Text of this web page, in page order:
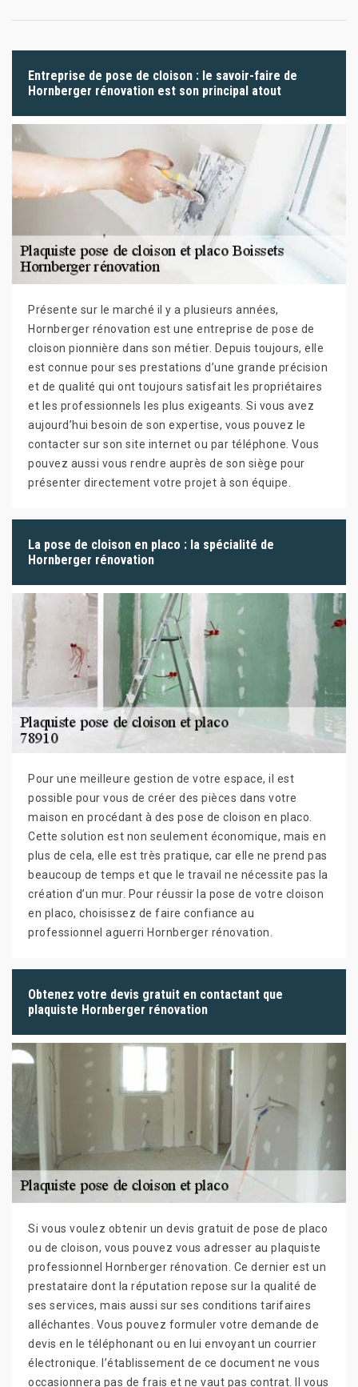
Entreprise de pose de cloison : le savoir-faire de
Hornberger rénovation est son principal atout
Présente sur le marché il y a plusieurs années,
Hornberger rénovation est une entreprise de pose de
cloison pionnière dans son métier. Depuis toujours, elle
est connue pour ses prestations d’une grande précision
et de qualité qui ont toujours satisfait les propriétaires
et les professionnels les plus exigeants. Si vous avez
aujourd’hui besoin de son expertise, vous pouvez le
contacter sur son site internet ou par téléphone. Vous
pouvez aussi vous rendre auprès de son siège pour
présenter directement votre projet à son équipe.
La pose de cloison en placo : la spécialité de
Hornberger rénovation
Pour une meilleure gestion de votre espace, il est
possible pour vous de créer des pièces dans votre
maison en procédant à des pose de cloison en placo.
Cette solution est non seulement économique, mais en
plus de cela, elle est très pratique, car elle ne prend pas
beaucoup de temps et que le travail ne nécessite pas la
création d’un mur. Pour réussir la pose de votre cloison
en placo, choisissez de faire confiance au
professionnel aguerri Hornberger rénovation.
Obtenez votre devis gratuit en contactant que
plaquiste Hornberger rénovation
Si vous voulez obtenir un devis gratuit de pose de placo
ou de cloison, vous pouvez vous adresser au plaquiste
professionnel Hornberger rénovation. Ce dernier est un
prestataire dont la réputation repose sur la qualité de
ses services, mais aussi sur ses conditions tarifaires
alléchantes. Vous pouvez formuler votre demande de
devis en le téléphonant ou en lui envoyant un courrier
électronique. l’établissement de ce document ne vous
occasionnera pas de frais et ne vaut pas contrat. Il vous